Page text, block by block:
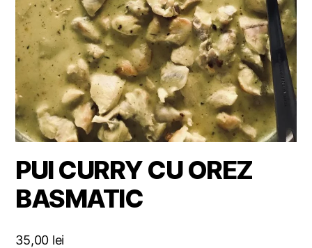
PUI CURRY CU OREZ
BASMATIC
35,00 lei